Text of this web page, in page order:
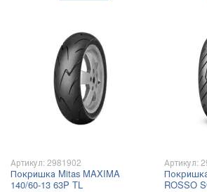
Артикул: 2981902
Покришка Mitas MAXIMA
140/60-13 63P TL
Артикул:
ROSSO